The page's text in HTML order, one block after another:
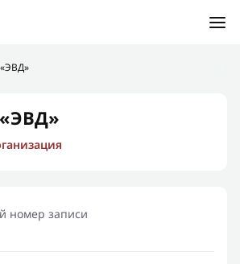
номер записи
форма не найдена.
нам
в ближайшее время и сообщим
новый запрос